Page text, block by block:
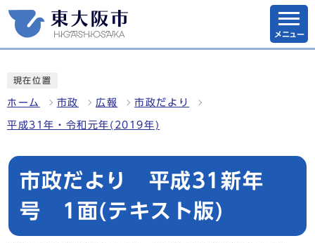
メニュー
現在位置
ホーム 市政 広報 市政だより
平成31年・令和元年(2019年)
市政だより 平成31新年
号 1面(テキスト版)